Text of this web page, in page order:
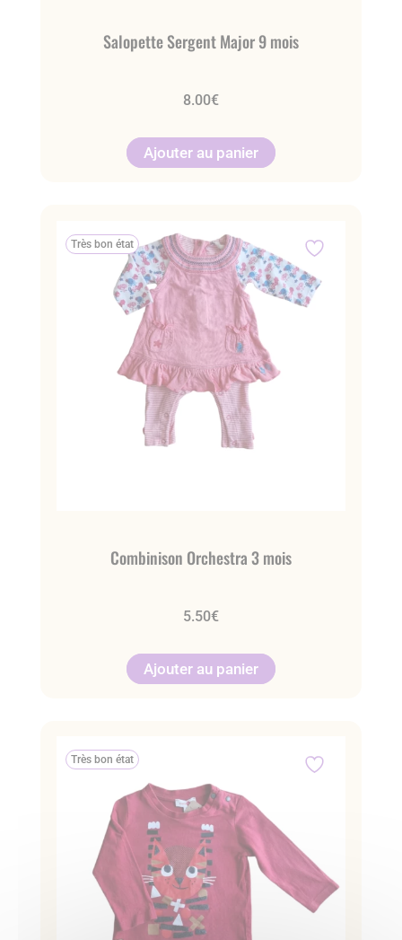
Salopette Sergent Major 9 mois
8.00€
Ajouter au panier
Très bon état
Combinison Orchestra 3 mois
5.50€
Ajouter au panier
Très bon état